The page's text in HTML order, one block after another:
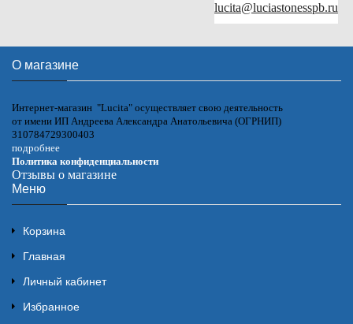
lucita@luciastonesspb.ru
О магазине
Интернет-магазин "Lucita" осуществляет свою деятельность
от имени ИП Андреева Александра Анатольевича (ОГРНИП)
310784729300403
подробнее
Политика конфиденциальности
Отзывы о магазине
Меню
Корзина
Главная
Личный кабинет
Избранное